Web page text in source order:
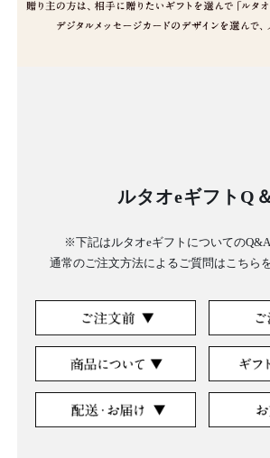
ルタオeギフトQ
※下記はルタオeギフトについてのQ&A
通常のご注文方法によるご質問は こちら